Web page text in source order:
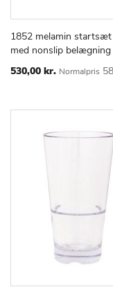
Læg i kurv
TIL
1852 melamin
med nonslip belægning
Special
530,00 kr. Normalpris